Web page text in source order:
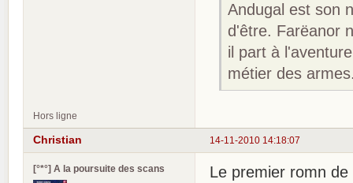
Andugal est son
d'être. Farëanor
il part à
métier des
Hors ligne
14-11-2010 14:18:07
Christian
[°*°] A la poursuite des scans
Le premier romn de